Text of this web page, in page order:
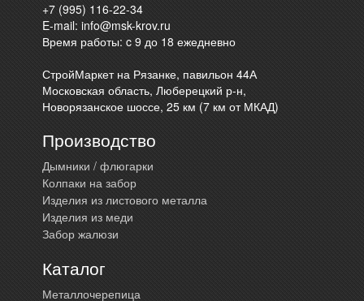
+7 (995) 116-22-34
E-mail:info@msk-krov.ru
Время работы: c 9 до 18 ежедневно
СтройМаркет на Рязанке, павильон 44А
Московская область, Люберецкий р-н,
Новорязанское шоссе, 25 км (7 км от МКАД)
Производство
Дымники / флюгарки
Колпаки на забор
Изделия из листового металла
Изделия из меди
Забор жалюзи
Каталог
Металлочерепица